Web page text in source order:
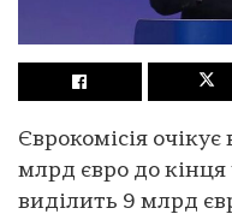
Єврокомісія
млрд євро до кінця
виділить 9 млрд